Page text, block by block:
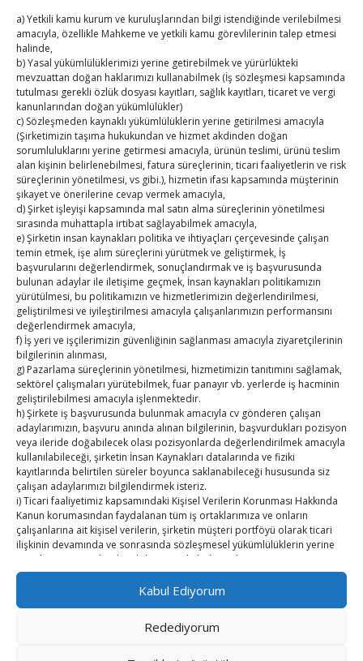
a) Yetkili kamu kurum ve kuruluşlarından bilgi istendiğinde verilebilmesi
amacıyla, özellikle Mahkeme ve yetkili kamu görevlilerinin talep etmesi
halinde,
b) Yasal yükümlülüklerimizi yerine getirebilmek ve yürürlükteki
mevzuattan doğan haklarımızı kullanabilmek (İş sözleşmesi kapsamında
tutulması gerekli özlük dosyası kayıtları, sağlık kayıtları, ticaret ve vergi
kanunlarından doğan yükümlülükler)
c) Sözleşmeden kaynaklı yükümlülüklerin yerine getirilmesi amacıyla
(Şirketimizin taşıma hukukundan ve hizmet akdinden doğan
sorumluluklarını yerine getirmesi amacıyla, ürünün teslimi, ürünü teslim
alan kişinin belirlenebilmesi, fatura süreçlerinin, ticari faaliyetlerin ve risk
süreçlerinin yönetilmesi, vs gibi.), hizmetin ifası kapsamında müşterinin
şikayet ve önerilerine cevap vermek amacıyla,
d) Şirket işleyişi kapsamında mal satın alma süreçlerinin yönetilmesi
sırasında muhattapla irtibat sağlayabilmek amacıyla,
e) Şirketin insan kaynakları politika ve ihtiyaçları çerçevesinde çalışan
temin etmek, işe alım süreçlerini yürütmek ve geliştirmek, İş
başvurularını değerlendirmek, sonuçlandırmak ve iş başvurusunda
bulunan adaylar ile iletişime geçmek, İnsan kaynakları politikamızın
yürütülmesi, bu politikamızın ve hizmetlerimizin değerlendirilmesi,
geliştirilmesi ve iyileştirilmesi amacıyla çalışanlarımızın performansını
değerlendirmek amacıyla,
f) İş yeri ve işçilerimizin güvenliğinin sağlanması amacıyla ziyaretçilerinin
bilgilerinin alınması,
g) Pazarlama süreçlerinin yönetilmesi, hizmetimizin tanıtımını sağlamak,
sektörel çalışmaları yürütebilmek, fuar panayır vb. yerlerde iş hacminin
geliştirilebilmesi amacıyla işlenmektedir.
h) Şirkete iş başvurusunda bulunmak amacıyla cv gönderen çalışan
adaylarımızın, başvuru anında alınan bilgilerinin, başvurdukları pozisyon
veya ileride doğabilecek olası pozisyonlarda değerlendirilmek amacıyla
kullanılabileceği, şirketin İnsan Kaynakları datalarında ve fiziki
kayıtlarında belirtilen süreler boyunca saklanabileceği hususunda siz
çalışan adaylarımızı bilgilendirmek isteriz.
i) Ticari faaliyetimiz kapsamındaki Kişisel Verilerin Korunması Hakkında
Kanun korumasından faydalanan tüm iş ortaklarımıza ve onların
çalışanlarına ait kişisel verilerin, şirketin müşteri portföyü olarak ticari
ilişkinin devamında ve sonrasında sözleşmesel yükümlülüklerin yerine
getirilmesi amacıyla işlenebileceğini de belirtmek isteriz.
2. Kişisel Verilerinizin kimlere hangi amaçla aktarılacağını açıklamak
isteriz.
Kişiler ile açık rızanız olmadan paylaşmamaktayız.
Kabul Ediyorum
Redediyorum
1
2
3
4 5 6 7 8
9
10
11 12 13 14 15
16
17
18 19 20
24
25 26 27 28 29
30
31
« Tem
E-BÜLTEN
Kasaba Ekonomi Dergisi
TOBB HABER
TUTSO İktisadi Durum Raporu
Hisarcıklıoğlu’ndan ‘girişimci olun’ tavsiyesi
SEDDK Başkanı Menteş’e ziyaret
Hisarcıklıoğlu ICCD Genel Sekreteri Khalawi ile görüştü
Kahramanmaraş Ticaret ve Sanayi Odası’nın yeni
binası hizmete açıldı
Diren ailesine taziye ziyareti